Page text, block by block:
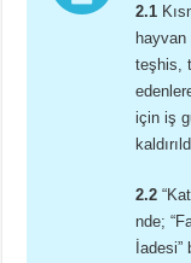
2.1
hayvan
teşhis,
için iş
2.2
nde;